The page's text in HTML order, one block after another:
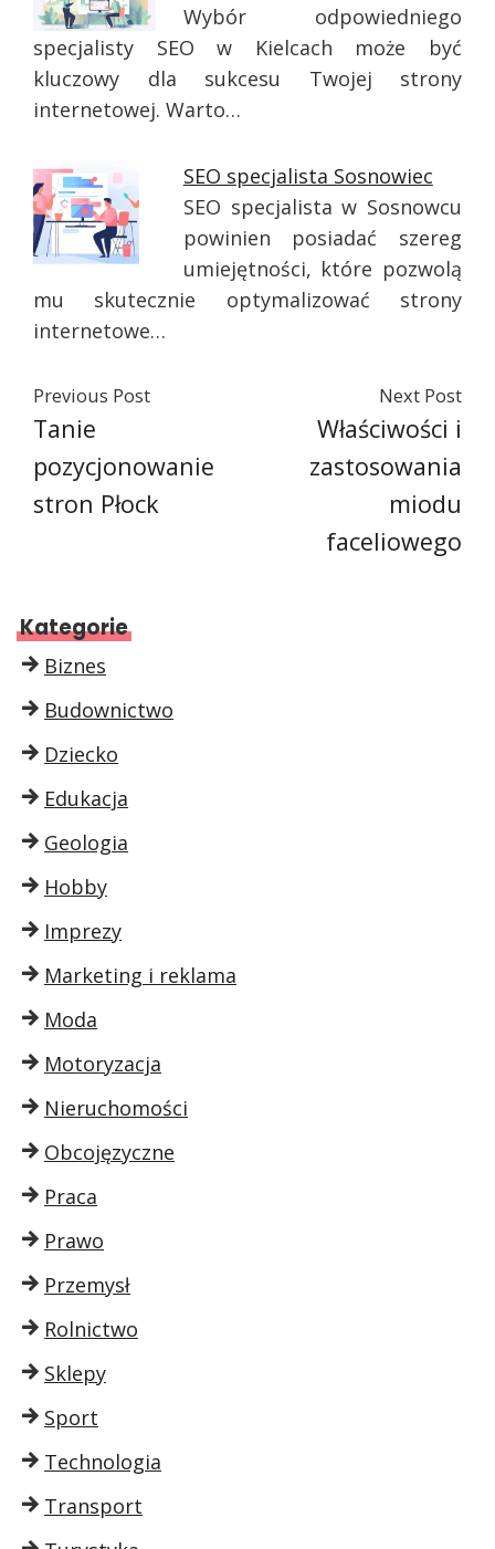
Wybór odpowiedniego
specjalisty SEO w Kielcach może być
kluczowy dla sukcesu Twojej strony
internetowej. Warto…
SEO specjalista Sosnowiec
SEO specjalista w Sosnowcu
powinien posiadać szereg
umiejętności, które pozwolą
mu skutecznie optymalizować strony
internetowe…
Previous Post
Tanie
pozycjonowanie
stron Płock
Next Post
Właściwości i
zastosowania
miodu
faceliowego
Kategorie
Biznes
Budownictwo
Dziecko
Edukacja
Geologia
Hobby
Imprezy
Marketing i reklama
Moda
Motoryzacja
Nieruchomości
Obcojęzyczne
Praca
Prawo
Przemysł
Rolnictwo
Sklepy
Sport
Technologia
Transport